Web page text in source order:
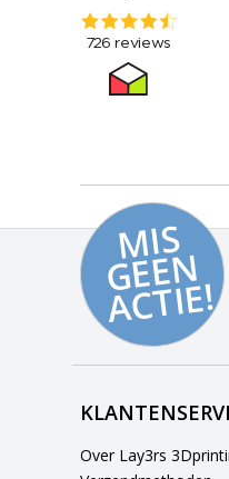
MI
S
G
E
E
N
A
C
TI
E!
Over Lay3rs